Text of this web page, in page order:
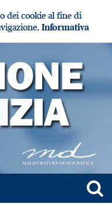
dei cookie al fine di
Informativa